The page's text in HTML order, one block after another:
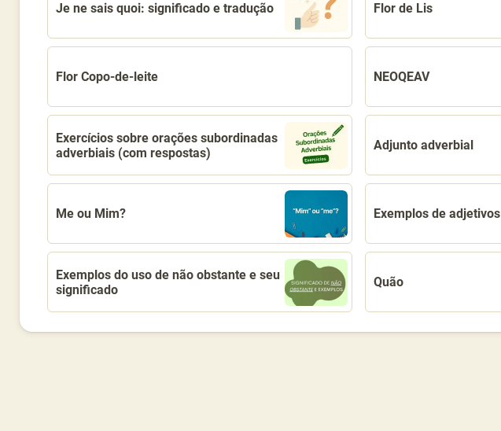
Je ne sais quoi: significado e tradução Flor de Lis
Flor Copo-de-leite NEOQEAV
Exercícios sobre orações subordinadas
adverbiais (com respostas)
Adjunto adverbial
Me ou Mim? Exemplos de adjetivos
Exemplos do uso de não obstante e seu
significado
Quão